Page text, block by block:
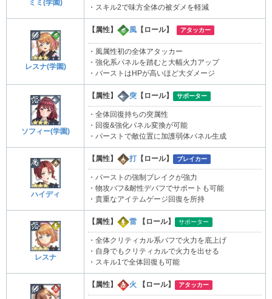
ミミ(学園)
・スキル2で味方全体の被ダメを軽減
レスナ(学園)
【属性】 風 【ロール】 アタッカー
・風属性初の全体アタッカー
・強化系パネルを踏むと大幅火力アップ
・バーストはHPが高いほど大ダメージ
ソフィー(学園)
【属性】 突 【ロール】 サポーター
・全体回復持ちの突属性
・回復&強化パネル変換が可能
・バーストで敵位置に加護弱体パネル生成
ハイディ
【属性】 打 【ロール】 ブレイカー
・バーストの強制ブレイクが強力
・物攻バフ&耐性デバフでサポートも可能
・貴重なアイテムゲージ回復を所持
レスナ
【属性】 雷 【ロール】 サポーター
・全体クリティカル系バフで火力を底上げ
・自身でもクリティカルで火力を出せる
・スキル1で全体回復も可能
【属性】 火 【ロール】 アタッカー